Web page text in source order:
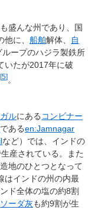
盛んな州であり、国
に、 船舶解体、
自
ープのハジラ製鉄所
いたが2017年に破
[5] 。
ルにある コンビナー
であるen:Jamnagar
など）では、インドの
産されている。また
地のひとつとなって
はインドの州の内最
ド全体の塩の約8割
ソーダ灰も約9割が生